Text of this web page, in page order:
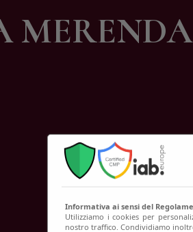
Informativa ai sensi del
Utilizziamo i cookies per
nostro traffico. Condividiamo